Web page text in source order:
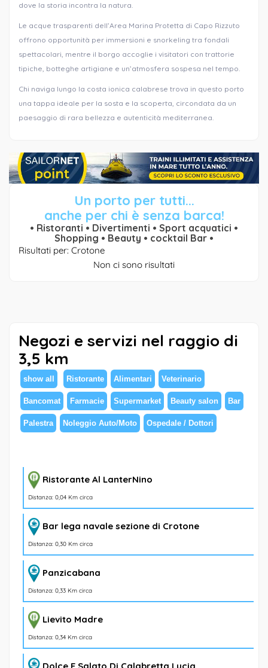
dove la storia incontra la natura.
Le acque trasparenti dell’Area Marina Protetta di Capo Rizzuto
offrono opportunità per immersioni e snorkeling tra fondali
spettacolari, mentre il borgo accoglie i visitatori con trattorie
tipiche, botteghe artigiane e un’atmosfera sospesa nel tempo.
Chi naviga lungo la costa ionica calabrese trova in questo porto
una tappa ideale per la sosta e la scoperta, circondata da un
paesaggio di rara bellezza e autenticità mediterranea.
Un porto per tutti...
anche per chi è senza barca!
• Ristoranti • Divertimenti • Sport acquatici •
Shopping • Beauty • cocktail Bar •
Risultati per: Crotone
Non ci sono risultati
Negozi e servizi nel raggio di
3,5 km
show all Ristorante Alimentari Veterinario
Bancomat Farmacie Supermarket Beauty salon Bar
Palestra Noleggio Auto/Moto Ospedale / Dottori
Ristorante Al LanterNino
Distanza: 0,04 Km circa
Bar lega navale sezione di Crotone
Distanza: 0,30 Km circa
Panzicabana
Distanza: 0,33 Km circa
Lievito Madre
Distanza: 0,34 Km circa
Dolce E Salato Di Calabretta Lucia